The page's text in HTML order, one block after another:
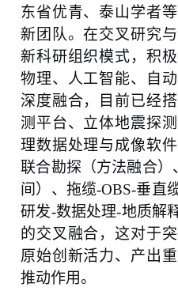
东省优青、泰山学者
新团队。在交叉研究
新科研组织模式，积
物理、人工智能、自
深度融合，目前已经
测平台、立体地震探
理数据处理与成像软
联合勘探（方法融合）
间）、拖缆-OBS-垂直
研发-数据处理-地质解
的交叉融合，这对于
原始创新活力、产出
推动作用。